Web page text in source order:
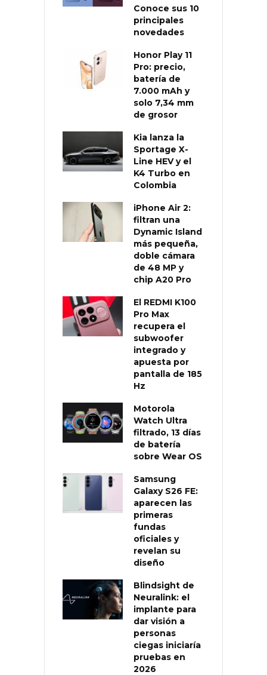
Conoce sus 10
principales
novedades
Honor Play 11
Pro: precio,
batería de
7.000 mAh y
solo 7,34 mm
de grosor
Kia lanza la
Sportage X-
Line HEV y el
K4 Turbo en
Colombia
iPhone Air 2:
filtran una
Dynamic Island
más pequeña,
doble cámara
de 48 MP y
chip A20 Pro
El REDMI K100
Pro Max
recupera el
subwoofer
integrado y
apuesta por
pantalla de 185
Hz
Motorola
Watch Ultra
filtrado, 13 días
de batería
sobre Wear OS
Samsung
Galaxy S26 FE:
aparecen las
primeras
fundas
oficiales y
revelan su
diseño
Blindsight de
Neuralink: el
implante para
dar visión a
personas
ciegas iniciaría
pruebas en
2026